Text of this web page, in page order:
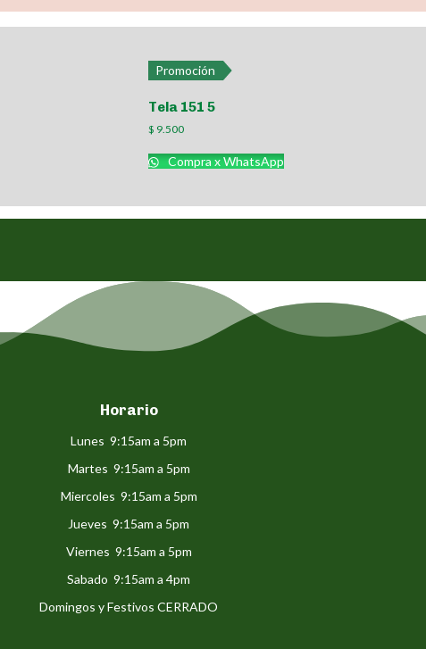
Promoción
Tela 151 5
$ 9.500
Compra x WhatsApp
Horario
Lunes 9:15am a 5pm
Martes 9:15am a 5pm
Miercoles 9:15am a 5pm
Jueves 9:15am a 5pm
Viernes 9:15am a 5pm
Sabado 9:15am a 4pm
Domingos y Festivos CERRADO